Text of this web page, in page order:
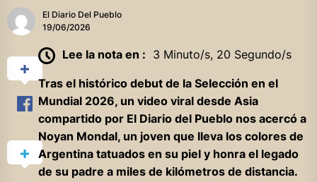
El Diario Del Pueblo
19/06/2026
Lee la nota en : 3 Minuto/s, 20 Segundo/s
Tras el histórico debut de la Selección en el
Mundial 2026, un video viral desde Asia
compartido por El Diario del Pueblo nos acercó a
Noyan Mondal, un joven que lleva los colores de
Argentina tatuados en su piel y honra el legado
de su padre a miles de kilómetros de distancia.